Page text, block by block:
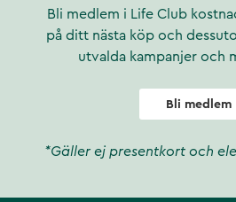
Bli medlem i Life Club
på ditt nästa köp och
utvalda kampanjer och
Bli medlem
*Gäller ej presentkort och